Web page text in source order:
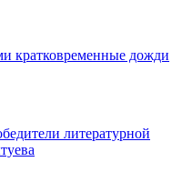
кратковременные дожди
литературной